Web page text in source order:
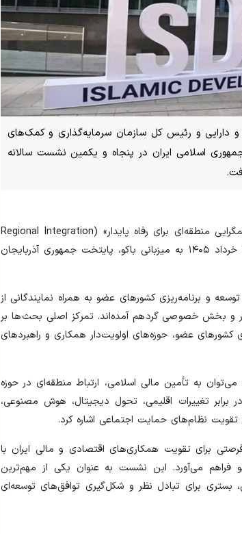
دارایی و رئیس کل سازمان سرمایه‌گذاری و کمک‌های
اسلامی ایران در پنجاه و یکمین نشست سالانه
به گزارش شادا، این نشست با محوریت «همگرایی منطقه‌ای برای رفاه پایدار» (Regional Integration
for Sustainable Prosperity) از ۲۶ تا ۲۹ خرداد ۱۴۰۵ به میزبانی باکو، پایتخت جمهوری آذربایجان
و برنامه‌ریزی کشورهای عضو به همراه نمایندگانی از
و بخش خصوصی گردهم آمده‌اند. تمرکز اصلی بحث‌ها بر
عضو، حوزه‌های اولویت‌دار همکاری و راهبردهای
به تأمین مالی اسلامی، ارتباط منطقه‌ای در حوزه
برابر تغییرات اقلیمی، تحول دیجیتال، هوش مصنوعی،
نظام‌های حمایت اجتماعی اشاره کرد.
برای تقویت همکاری‌های اقتصادی و مالی ایران با
فراهم می‌آورد. این نشست به عنوان یکی از مهم‌ترین
بستری برای تبادل نظر و شکل‌گیری توافق‌های توسعه‌ای